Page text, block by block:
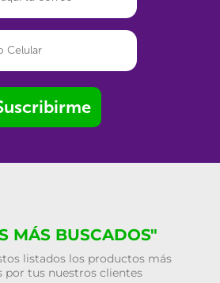
MÁS BUSCADOS"
listados los productos más
por tus nuestros clientes